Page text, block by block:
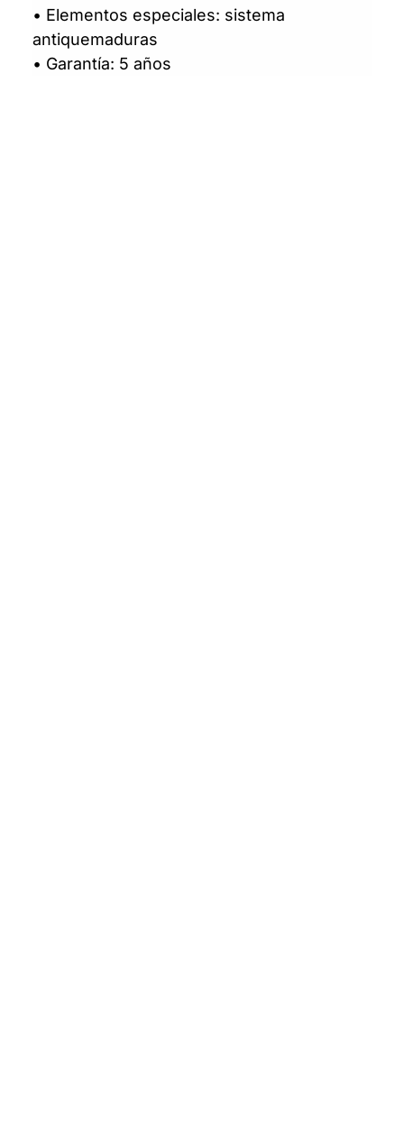
• Elementos especiales: sistema
antiquemaduras
• Garantía: 5 años